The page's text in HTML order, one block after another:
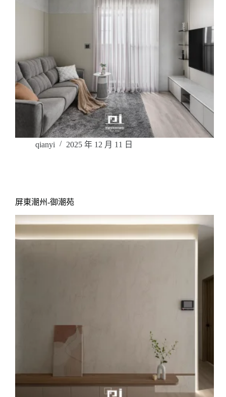
qianyi 2025 年 12 月 11 日
屏東潮州-御潮苑